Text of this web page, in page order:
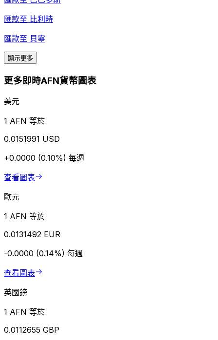
匯款至 比利時
匯款至 貝寧
顯示更多
更多即時AFN貨幣圖表
美元
1 AFN 等於
0.0151991 USD
+0.0000 (0.10%) 每週
查看圖表
歐元
1 AFN 等於
0.0131492 EUR
-0.0000 (0.14%) 每週
查看圖表
英國鎊
1 AFN 等於
0.0112655 GBP